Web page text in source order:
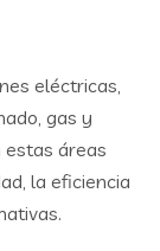
eléctricas,
gas y
estas áreas
la eficiencia